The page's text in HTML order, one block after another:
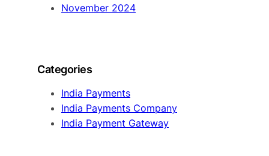
November 2024
Categories
India Payments
India Payments Company
India Payment Gateway